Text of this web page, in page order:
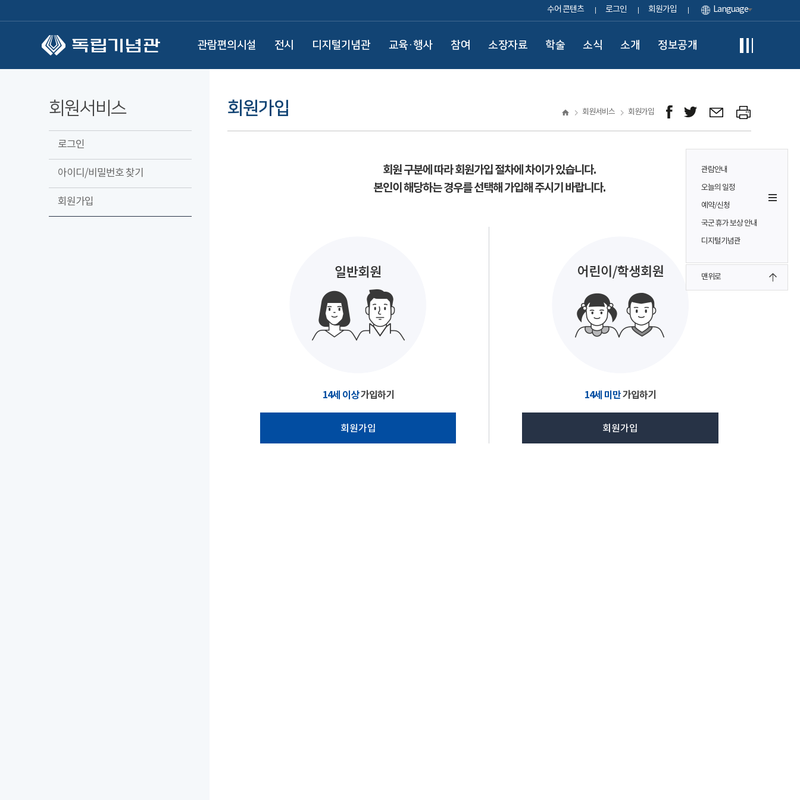
수어 콘텐츠 로그인 회원가입 Language
관람편의시설 전시 디지털기념관 교육·행사 참여 소장자료 학술 소식 소개 정보공개
회원서비스
로그인
아이디/비밀번호 찾기
회원가입
회원가입 회원서비스 회원가입
회원 구분에 따라 회원가입 절차에 차이가 있습니다.
본인이 해당하는 경우를 선택해 가입해 주시기 바랍니다.
14세 이상가입하기
회원가입
14세 미만가입하기
회원가입
관람안내
오늘의 일정
예약/신청
국군 휴가 보상 안내
디지털기념관
맨위로